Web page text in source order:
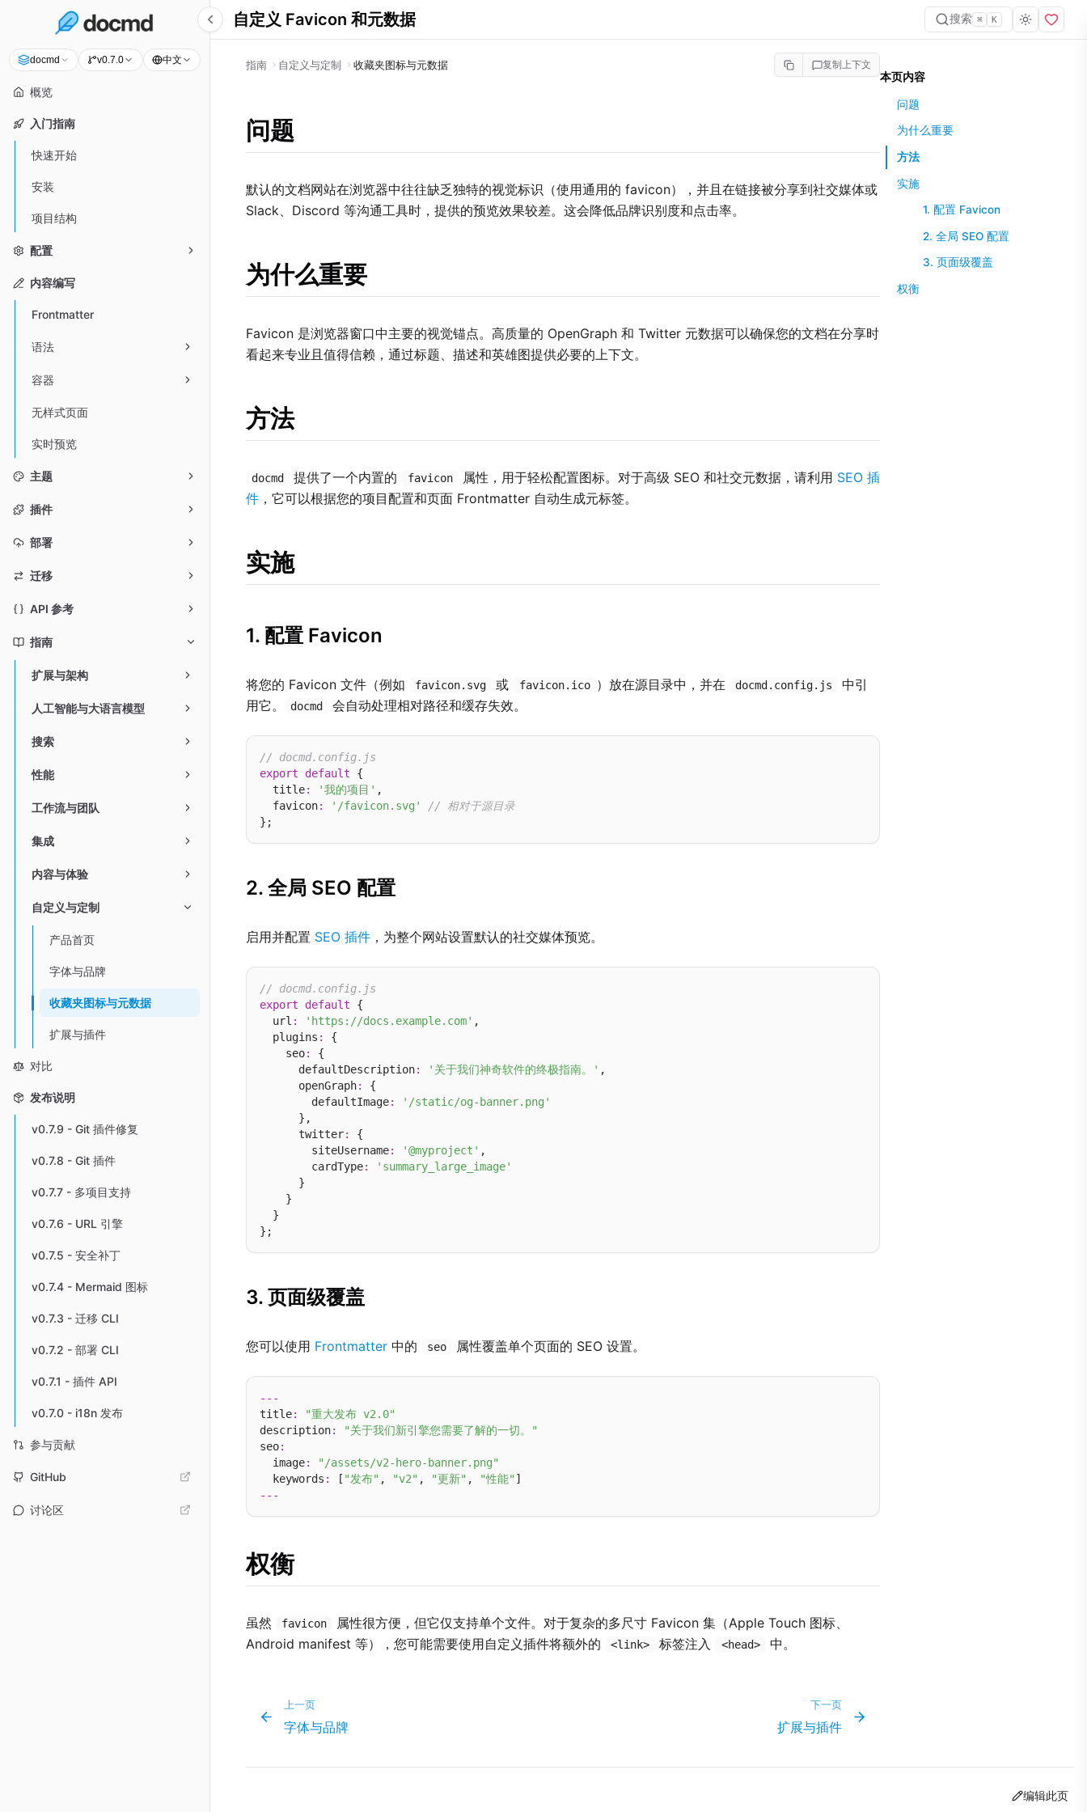
docmd v0.7.0 中文
概览
入门指南
快速开始
安装
项目结构
配置
内容编写
Frontmatter
语法
容器
无样式页面
实时预览
主题
插件
部署
迁移
API 参考
指南
扩展与架构
人工智能与大语言模型
搜索
性能
工作流与团队
集成
内容与体验
自定义与定制
产品首页
字体与品牌
收藏夹图标与元数据
扩展与插件
对比
发布说明
v0.7.9 - Git 插件修复
v0.7.8 - Git 插件
v0.7.7 - 多项目支持
v0.7.6 - URL 引擎
v0.7.5 - 安全补丁
v0.7.4 - Mermaid 图标
v0.7.3 - 迁移 CLI
v0.7.2 - 部署 CLI
v0.7.1 - 插件 API
v0.7.0 - i18n 发布
参与贡献
GitHub
讨论区
自定义 Favicon 和元数据 搜索 ⌘ K
指南 自定义与定制 收藏夹图标与元数据 复制上下文
问题
默认的文档网站在浏览器中往往缺乏独特的视觉标识（使用通用的 favicon），并且在链接被分享到社交媒体或
Slack、Discord 等沟通工具时，提供的预览效果较差。这会降低品牌识别度和点击率。
为什么重要
Favicon 是浏览器窗口中主要的视觉锚点。高质量的 OpenGraph 和 Twitter 元数据可以确保您的文档在分享时
看起来专业且值得信赖，通过标题、描述和英雄图提供必要的上下文。
方法
docmd 提供了一个内置的 favicon 属性，用于轻松配置图标。对于高级 SEO 和社交元数据，请利用 SEO 插
件 ，它可以根据您的项目配置和页面 Frontmatter 自动生成元标签。
实施
1. 配置 Favicon
将您的 Favicon 文件（例如 favicon.svg 或 favicon.ico ）放在源目录中，并在 docmd.config.js
中引
用它。
docmd 会自动处理相对路径和缓存失效。
// docmd.config.js
export
default {
  title
: '我的项目' ,
  favicon
: '/favicon.svg'
// 相对于源目录
2. 全局 SEO 配置
启用并配置 SEO 插件 ，为整个网站设置默认的社交媒体预览。
// docmd.config.js
export
default {
  url
: 'https://docs.example.com' ,
  plugins
:
{
    seo
:
{
      defaultDescription
: '关于我们神奇软件的终极指南。' ,
      openGraph
:
{
        defaultImage
:
'/static/og-banner.png'
      },
      twitter
:
{
        siteUsername
: '@myproject' ,
        cardType
:
'summary_large_image'
      }
    }
  }
3. 页面级覆盖
您可以使用 Frontmatter 中的 seo 属性覆盖单个页面的 SEO 设置。
---
title:
"重大发布 v2.0"
description:
"关于我们新引擎您需要了解的一切。"
seo:
  image
:
"/assets/v2-hero-banner.png"
  keywords
: [ "发布" , "v2" , "更新" , "性能"
---
权衡
虽然 favicon
属性很方便，但它仅支持单个文件。对于复杂的多尺寸 Favicon 集（Apple Touch 图标、
Android manifest 等），您可能需要使用自定义插件将额外的
<link> 标签注入 <head> 中。
上一页
字体与品牌
下一页
扩展与插件
本页内容
问题
为什么重要
方法
实施
1. 配置 Favicon
2. 全局 SEO 配置
3. 页面级覆盖
权衡
编辑此页